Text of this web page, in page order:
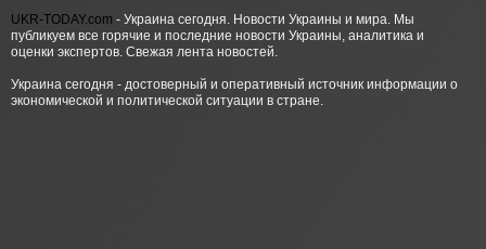
UKR-TODAY.com - Украина сегодня. Новости Украины и мира. Мы
публикуем все горячие и последние новости Украины, аналитика и
оценки экспертов. Свежая лента новостей.
Украина сегодня - достоверный и оперативный источник информации о
экономической и политической ситуации в стране.